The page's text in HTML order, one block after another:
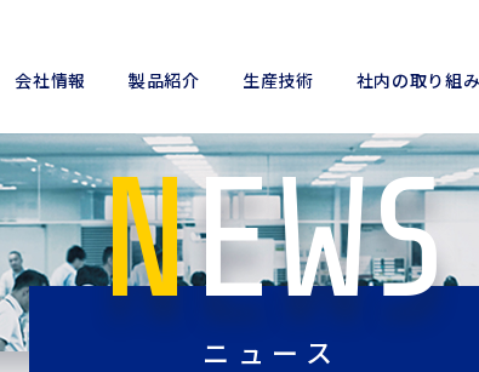
会社情報 製品紹介 生産技術 社内の取り組み
NEWS
ニュース